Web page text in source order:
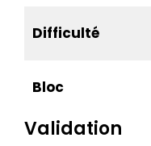
Difficulté
Bloc
Validation